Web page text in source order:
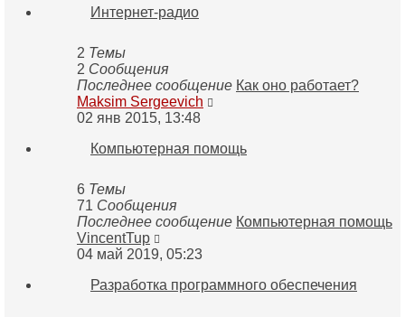
Интернет-радио
2 Темы
2 Сообщения
Последнее сообщение Как оно работает?
Maksim Sergeevich
сообщению
02 янв 2015, 13:48
Компьютерная помощь
6 Темы
71 Сообщения
Последнее сообщение Компьютерная помощь
VincentTup
к
сообщению
04 май 2019, 05:23
Разработка программного обеспечения